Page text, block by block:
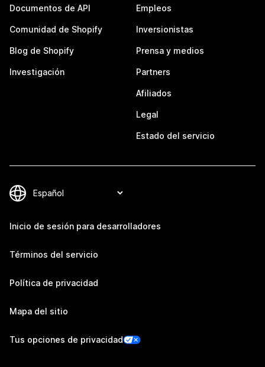
Documentos de API
Comunidad de Shopify
Blog de Shopify
Investigación
Empleos
Inversionistas
Prensa y medios
Partners
Afiliados
Legal
Estado del servicio
Inicio de sesión para desarrolladores
Términos del servicio
Política de privacidad
Mapa del sitio
Tus opciones de privacidad